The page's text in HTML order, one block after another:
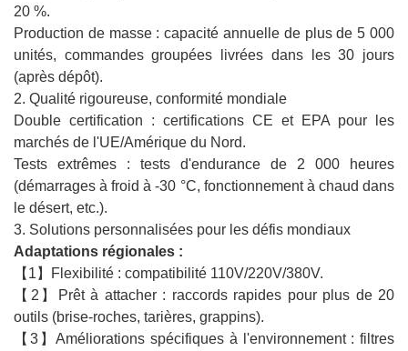
20 %.
Production de masse : capacité annuelle de plus de 5 000
unités, commandes groupées livrées dans les 30 jours
(après dépôt).
2. Qualité rigoureuse, conformité mondiale
Double certification : certifications CE et EPA pour les
marchés de l'UE/Amérique du Nord.
Tests extrêmes : tests d'endurance de 2 000 heures
(démarrages à froid à -30 °C, fonctionnement à chaud dans
le désert, etc.).
3. Solutions personnalisées pour les défis mondiaux
Adaptations régionales :
【1】Flexibilité : compatibilité 110V/220V/380V.
【2】Prêt à attacher : raccords rapides pour plus de 20
outils (brise-roches, tarières, grappins).
【3】Améliorations spécifiques à l'environnement : filtres